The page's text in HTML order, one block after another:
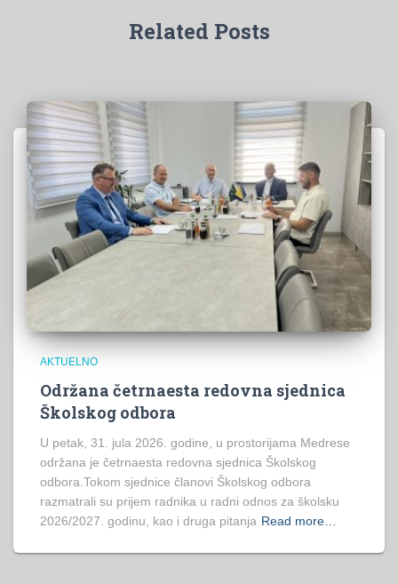
Related Posts
AKTUELNO
Održana četrnaesta redovna sjednica
Školskog odbora
U petak, 31. jula 2026. godine, u prostorijama Medrese
održana je četrnaesta redovna sjednica Školskog
odbora.Tokom sjednice članovi Školskog odbora
razmatrali su prijem radnika u radni odnos za školsku
2026/2027. godinu, kao i druga pitanja Read more…